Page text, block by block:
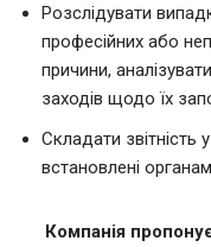
Розслідувати
професійних або
причини,
заходів щодо їх
Складати звітність
встановлені
Компанія